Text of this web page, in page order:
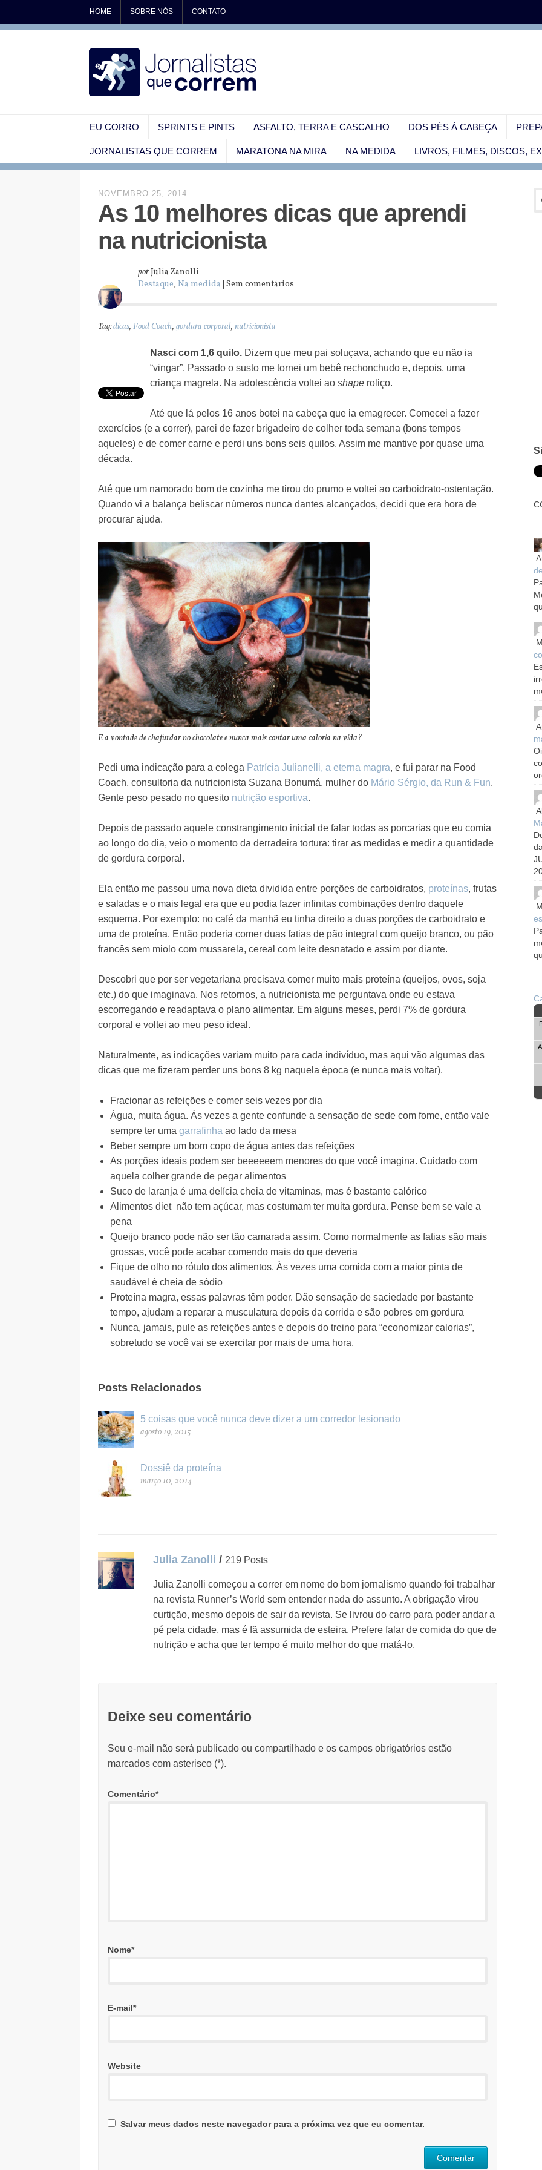
HOME SOBRE NÓS CONTATO
EU CORRO SPRINTS E PINTS ASFALTO, TERRA E CASCALHO DOS PÉS À CABEÇA
JORNALISTAS QUE CORREM MARATONA NA MIRA NA MEDIDA LIVROS, FILMES, DISCOS,
NOVEMBRO 25, 2014
As 10 melhores dicas que aprendi
na nutricionista
porJulia Zanolli
Destaque, Na medida | Sem comentários
Tag:dicas, Food Coach, gordura corporal, nutricionista
Nasci com 1,6 quilo. Dizem que meu pai soluçava, achando que eu não ia
“vingar”. Passado o susto me tornei um bebê rechonchudo e, depois, uma
criança magrela. Na adolescência voltei ao shape roliço.
Até que lá pelos 16 anos botei na cabeça que ia emagrecer. Comecei a fazer
exercícios (e a correr), parei de fazer brigadeiro de colher toda semana (bons tempos
aqueles) e de comer carne e perdi uns bons seis quilos. Assim me mantive por quase uma
década.
Até que um namorado bom de cozinha me tirou do prumo e voltei ao carboidrato-ostentação.
Quando vi a balança beliscar números nunca dantes alcançados, decidi que era hora de
procurar ajuda.
E a vontade de chafurdar no chocolate e nunca mais contar uma caloria na vida?
Pedi uma indicação para a colega Patrícia Julianelli, a eterna magra, e fui parar na Food
Coach, consultoria da nutricionista Suzana Bonumá, mulher do Mário Sérgio, da Run & Fun.
Gente peso pesado no quesito nutrição esportiva.
Depois de passado aquele constrangimento inicial de falar todas as porcarias que eu comia
ao longo do dia, veio o momento da derradeira tortura: tirar as medidas e medir a quantidade
de gordura corporal.
Ela então me passou uma nova dieta dividida entre porções de carboidratos, proteínas, frutas
e saladas e o mais legal era que eu podia fazer infinitas combinações dentro daquele
esquema. Por exemplo: no café da manhã eu tinha direito a duas porções de carboidrato e
uma de proteína. Então poderia comer duas fatias de pão integral com queijo branco, ou pão
francês sem miolo com mussarela, cereal com leite desnatado e assim por diante.
Descobri que por ser vegetariana precisava comer muito mais proteína (queijos, ovos, soja
etc.) do que imaginava. Nos retornos, a nutricionista me perguntava onde eu estava
escorregando e readaptava o plano alimentar. Em alguns meses, perdi 7% de gordura
corporal e voltei ao meu peso ideal.
Naturalmente, as indicações variam muito para cada indivíduo, mas aqui vão algumas das
dicas que me fizeram perder uns bons 8 kg naquela época (e nunca mais voltar).
Fracionar as refeições e comer seis vezes por dia
Água, muita água. Às vezes a gente confunde a sensação de sede com fome, então vale
sempre ter uma garrafinha ao lado da mesa
Beber sempre um bom copo de água antes das refeições
As porções ideais podem ser beeeeeem menores do que você imagina. Cuidado com
aquela colher grande de pegar alimentos
Suco de laranja é uma delícia cheia de vitaminas, mas é bastante calórico
Alimentos diet não tem açúcar, mas costumam ter muita gordura. Pense bem se vale a
pena
Queijo branco pode não ser tão camarada assim. Como normalmente as fatias são mais
grossas, você pode acabar comendo mais do que deveria
Fique de olho no rótulo dos alimentos. Às vezes uma comida com a maior pinta de
saudável é cheia de sódio
Proteína magra, essas palavras têm poder. Dão sensação de saciedade por bastante
tempo, ajudam a reparar a musculatura depois da corrida e são pobres em gordura
Nunca, jamais, pule as refeições antes e depois do treino para “economizar calorias”,
sobretudo se você vai se exercitar por mais de uma hora.
Posts Relacionados
5 coisas que você nunca deve dizer a um corredor lesionado
agosto 19, 2015
Dossiê da proteína
março 10, 2014
Julia Zanolli / 219 Posts
Julia Zanolli começou a correr em nome do bom jornalismo quando foi trabalhar
na revista Runner’s World sem entender nada do assunto. A obrigação virou
curtição, mesmo depois de sair da revista. Se livrou do carro para poder andar a
pé pela cidade, mas é fã assumida de esteira. Prefere falar de comida do que de
nutrição e acha que ter tempo é muito melhor do que matá-lo.
Deixe seu comentário
Seu e-mail não será publicado ou compartilhado e os campos obrigatórios estão
marcados com asterisco (*).
Comentário*
Nome*
E-mail*
Website
Salvar meus dados neste navegador para a próxima vez que eu comentar.